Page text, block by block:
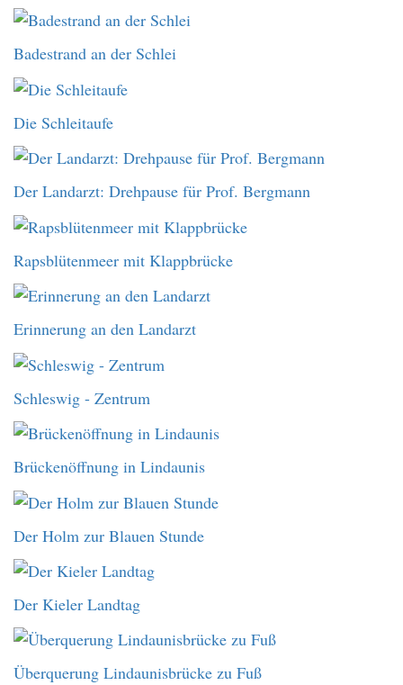
Badestrand an der Schlei
Die Schleitaufe
Der Landarzt: Drehpause für Prof. Bergmann
Rapsblütenmeer mit Klappbrücke
Erinnerung an den Landarzt
Schleswig - Zentrum
Brückenöffnung in Lindaunis
Der Holm zur Blauen Stunde
Der Kieler Landtag
Überquerung Lindaunisbrücke zu Fuß